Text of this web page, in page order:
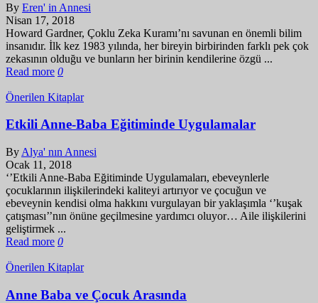
By Eren' in Annesi
Nisan 17, 2018
Howard Gardner, Çoklu Zeka Kuramı’nı savunan en önemli bilim
insanıdır. İlk kez 1983 yılında, her bireyin birbirinden farklı pek çok
zekasının olduğu ve bunların her birinin kendilerine özgü ...
Read more 0
Önerilen Kitaplar
Etkili Anne-Baba Eğitiminde Uygulamalar
By Alya' nın Annesi
Ocak 11, 2018
‘’Etkili Anne-Baba Eğitiminde Uygulamaları, ebeveynlerle
çocuklarının ilişkilerindeki kaliteyi artırıyor ve çocuğun ve
ebeveynin kendisi olma hakkını vurgulayan bir yaklaşımla ‘’kuşak
çatışması’’nın önüne geçilmesine yardımcı oluyor… Aile ilişkilerini
geliştirmek ...
Read more 0
Önerilen Kitaplar
Anne Baba ve Çocuk Arasında